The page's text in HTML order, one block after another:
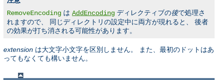
RemoveEncoding は AddEncoding ディレクティブの後で処理さ
れますので、 同じディレクトリの設定中に両方が現れると、 後者
の効果が打ち消される可能性があります。
extension は大文字小文字を区別しません。 また、最初のドットはあ
ってもなくても構いません。